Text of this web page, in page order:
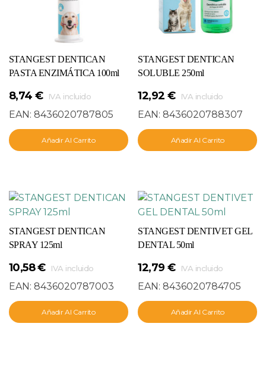
STANGEST DENTICAN
PASTA ENZIMÁTICA 100ml
8,74 € IVA incluido
EAN: 8436020787805
Añadir Al Carrito
STANGEST DENTICAN
SOLUBLE 250ml
12,92 € IVA incluido
EAN:8436020788307
Añadir Al Carrito
STANGEST DENTICAN
SPRAY 125ml
10,58€ IVA incluido
EAN: 8436020787003
Añadir Al Carrito
STANGEST DENTIVET GEL
DENTAL 50ml
12,79 € IVA incluido
EAN:8436020784705
Añadir Al Carrito